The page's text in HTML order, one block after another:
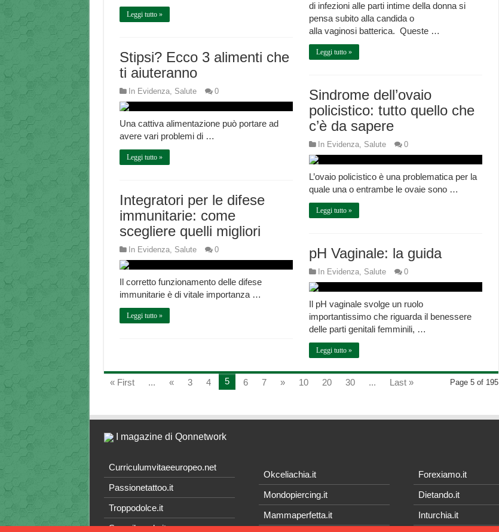
Leggi tutto »
di infezioni alle parti intime della donna si
pensa subito alla candida o
alla vaginosi batterica. Queste …
Leggi tutto »
Stipsi? Ecco 3 alimenti che
ti aiuteranno
In Evidenza, Salute 0
Una cattiva alimentazione può portare ad
avere vari problemi di …
Leggi tutto »
Sindrome dell’ovaio
policistico: tutto quello che
c’è da sapere
In Evidenza, Salute 0
L’ovaio policistico è una problematica per la
quale una o entrambe le ovaie sono …
Leggi tutto »
Integratori per le difese
immunitarie: come
scegliere quelli migliori
In Evidenza, Salute 0
Il corretto funzionamento delle difese
immunitarie è di vitale importanza …
Leggi tutto »
pH Vaginale: la guida
In Evidenza, Salute 0
Il pH vaginale svolge un ruolo
importantissimo che riguarda il benessere
delle parti genitali femminili, …
Leggi tutto »
Page 5 of 195
« First ... « 3 4 5 6 7 » 10 20 30 ... Last »
I magazine di Qonnetwork
Curriculumvitaeeuropeo.net
Passionetattoo.it
Troppodolce.it
Scoprilamela.it
Okceliachia.it
Mondopiercing.it
Mammaperfetta.it
Forexiamo.it
Dietando.it
Inturchia.it